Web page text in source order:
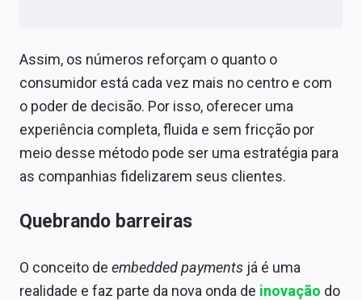
Assim, os números reforçam o quanto o
consumidor está cada vez mais no centro e com
o poder de decisão. Por isso, oferecer uma
experiência completa, fluida e sem fricção por
meio desse método pode ser uma estratégia para
as companhias fidelizarem seus clientes.
Quebrando barreiras
O conceito de embedded payments já é uma
realidade e faz parte da nova onda de inovação do